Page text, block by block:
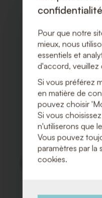
confidentialité
Pour que notre
mieux, nous
essentiels et
d'accord,
Si vous préférez
en matière de
pouvez choisir
Si vous
n'utiliserons que
Vous pouvez
paramètres par la
cookies.